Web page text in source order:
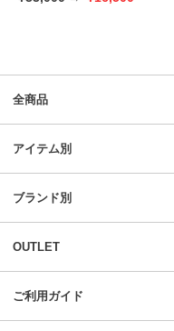
全商品
アイテム別
ブランド別
OUTLET
ご利用ガイド